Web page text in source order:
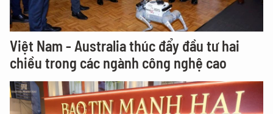
Việt Nam - Australia thúc đẩy đầu tư hai
chiều trong các ngành công nghệ cao